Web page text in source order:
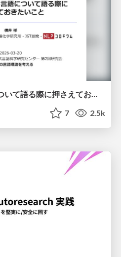
言語モデルから言語について語る際に押さえておきたいこと
7 2.5k